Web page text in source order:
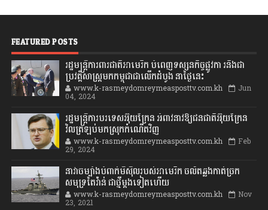
FEATURED POSTS
រដ្ឋមន្រ្តីការពារជាតិអាមេរិក បំពេញទស្សនកិច្ចផ្លូវកា រនិងជា
ប្រវត្តិសាស្រ្តមកកម្ពុជាជាលើកដំបូង នាថ្ងៃនេះ
www.k-rasmeydomreymeasposttv.com.kh Jun
04, 2024
រដ្ឋមន្ត្រីការបរទេសអ៊ុយក្រែន អំពាវនាវឱ្យជនជាតិអ៊ុយក្រែន
វិលត្រឡប់មកស្រុកកំណើតវិញ
www.k-rasmeydomreymeasposttv.com.kh Feb
29, 2024
នាវាចម្បាំងបំពាក់មីស៊ីលរបស់អាមេរិក ចល័តឆ្លងកាត់ច្រក
សមុទ្រតៃវ៉ាន់ ជាថ្មីម្តងទៀតហើយ
www.k-rasmeydomreymeasposttv.com.kh Nov
23, 2021